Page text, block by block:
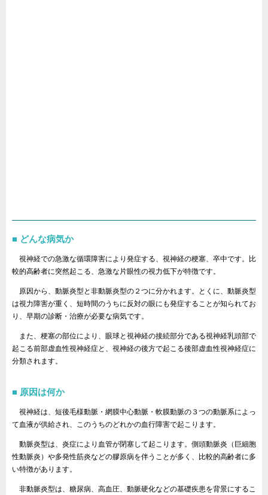
どんな病気か
視神経での急激な循環障害により発症する、視神経の梗塞、卒中です。比
較的高齢者に突然起こる、急激な片眼性の視力低下が特徴です。
原因から、動脈炎型と非動脈炎型の２つに分かれます。とくに、動脈炎型
は視力障害が重く、短時間のうちに反対の眼にも発症することが知られてお
り、早期の診断・治療が必要な病気です。
また、梗塞の部位により、眼球と視神経の接続部分である視神経乳頭部で
起こる前部虚血性視神経症と、視神経の後方で起こる後部虚血性視神経症に
分類されます。
原因は何か
視神経は、短後毛様動脈・網膜中心動脈・軟膜動脈の３つの動脈系によっ
て血液が供給され、このうちのどれかの血行障害で起こります。
動脈炎型は、炎症により血管が閉塞して起こります。側頭動脈炎（巨細胞
性動脈炎）や多発性筋炎などの膠原病を伴うことが多く、比較的高齢者に多
い特徴があります。
非動脈炎型は、糖尿病、高血圧、動脈硬化などの基礎疾患を背景にするこ